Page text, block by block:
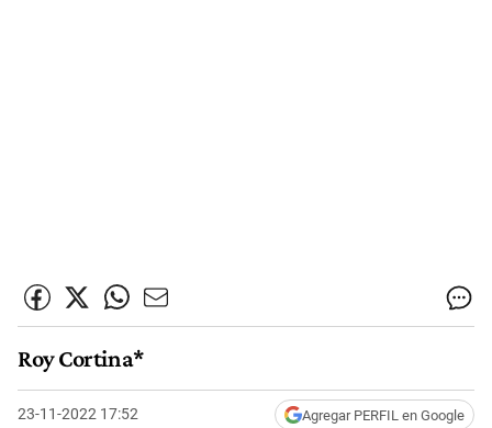
Roy Cortina*
23-11-2022 17:52 Agregar PERFIL en Google